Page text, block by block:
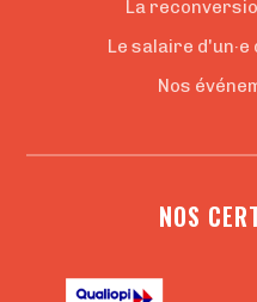
La
Le salaire
Nos
NOS